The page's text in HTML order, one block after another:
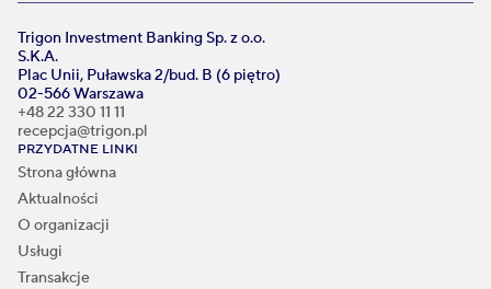
Trigon Investment Banking Sp. z o.o.
S.K.A.
Plac Unii, Puławska 2/bud. B (6 piętro)
02-566 Warszawa
+48 22 330 11 11
recepcja@trigon.pl
PRZYDATNE LINKI
Strona główna
Aktualności
O organizacji
Usługi
Transakcje